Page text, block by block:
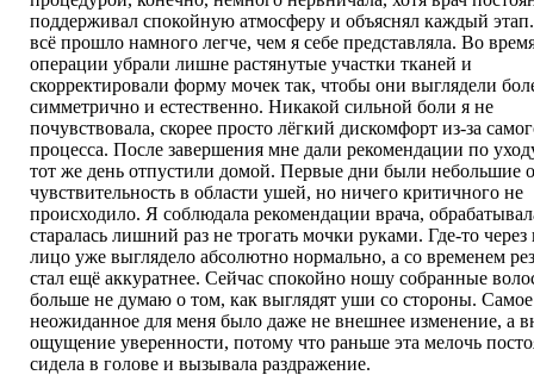
поддерживал спокойную атмосферу и объяснял каждый
всё прошло намного легче, чем я себе представляла. Во
операции убрали лишне растянутые участки тканей и
скорректировали форму мочек так, чтобы они выглядели
симметрично и естественно. Никакой сильной боли я не
почувствовала, скорее просто лёгкий дискомфорт из-за
процесса. После завершения мне дали рекомендации по
тот же день отпустили домой. Первые дни были небольшие
чувствительность в области ушей, но ничего критичного не
происходило. Я соблюдала рекомендации врача,
старалась лишний раз не трогать мочки руками. Где-то
лицо уже выглядело абсолютно нормально, а со временем
стал ещё аккуратнее. Сейчас спокойно ношу собранные
больше не думаю о том, как выглядят уши со стороны. Самое
неожиданное для меня было даже не внешнее изменение, а
ощущение уверенности, потому что раньше эта мелочь
сидела в голове и вызывала раздражение.